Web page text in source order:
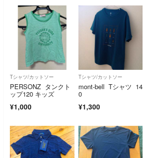
Tシャツ/カットソー
PERSONZ タンクト
ップ120 キッズ
¥1,000
Tシャツ/カットソー
mont-bell Tシャツ 14
0
¥1,300